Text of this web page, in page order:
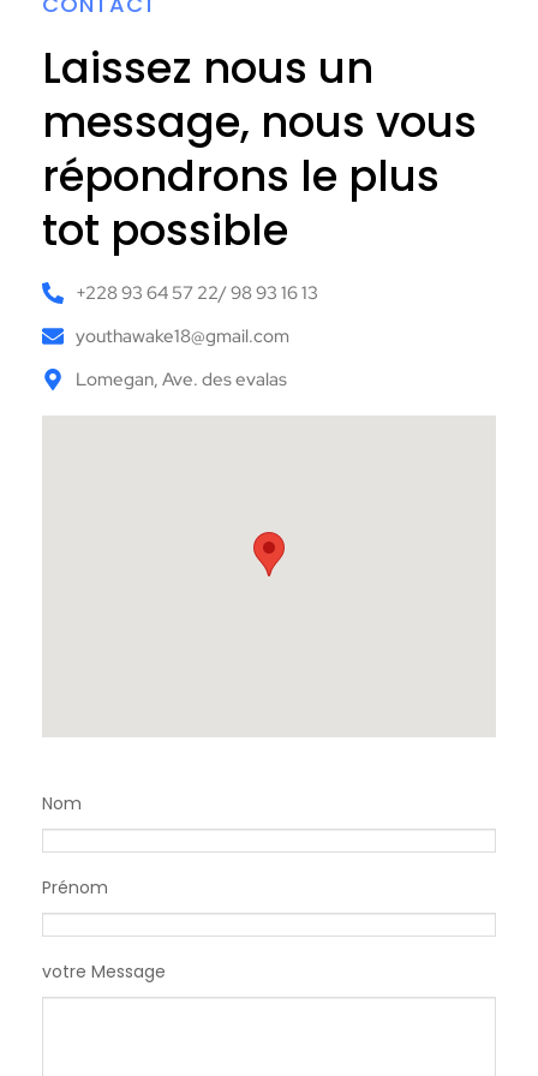
Laissez nous un
message, nous vous
répondrons le plus
tot possible
+228 93 64 57 22/ 98 93 16 13
youthawake18@gmail.com
Lomegan, Ave. des evalas
Nom
Prénom
votre Message